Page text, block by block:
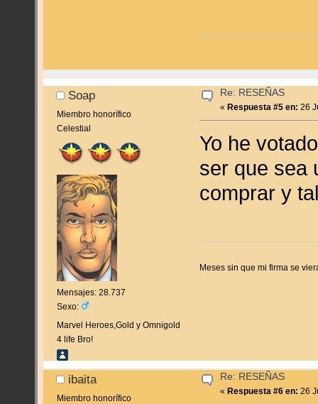
Soap
Miembro honorífico
Celestial
Mensajes: 28.737
Sexo:
Marvel Heroes,Gold y Omnigold
4 life Bro!
Re: RESEÑAS
« Respuesta #5 en: 26
Yo he
ser que sea
comprar y
Meses sin que mi firma se
ibaita
Miembro honorífico
Re: RESEÑAS
« Respuesta #6 en: 26